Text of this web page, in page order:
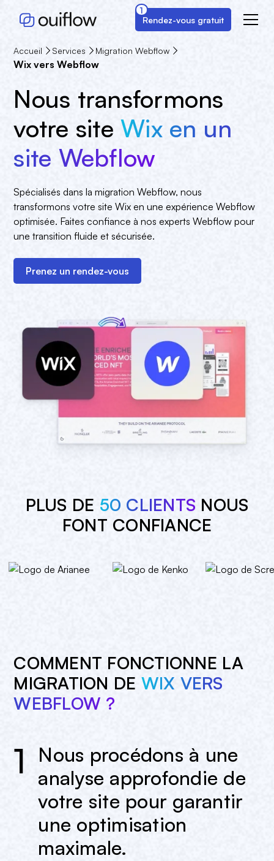
Rendez-vous gratuit
1
Accueil Services Migration Webflow
Wix vers Webflow
Nous transformons
votre siteWix en un
site Webflow
Spécialisés dans la migration Webflow, nous
transformons votre site Wix en une expérience Webflow
optimisée. Faites confiance à nos experts Webflow pour
une transition fluide et sécurisée.
Prenez un rendez-vous
PLUS DE 50 CLIENTS NOUS
FONT CONFIANCE
COMMENT FONCTIONNE LA
MIGRATION DE WIX VERS
WEBFLOW ?
1
Nous procédons à une
analyse approfondie de
votre site pour garantir
une optimisation
maximale.